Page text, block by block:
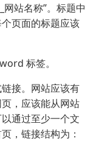
站名称”。标题中
页面的标题应该
标签。
接。网站应该有
，应该能从网站
通过至少一个文
，链接结构为：